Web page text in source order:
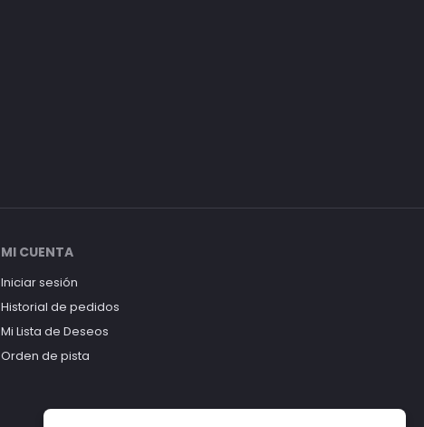
MI CUENTA
Iniciar sesión
Historial de pedidos
Mi Lista de Deseos
Orden de pista